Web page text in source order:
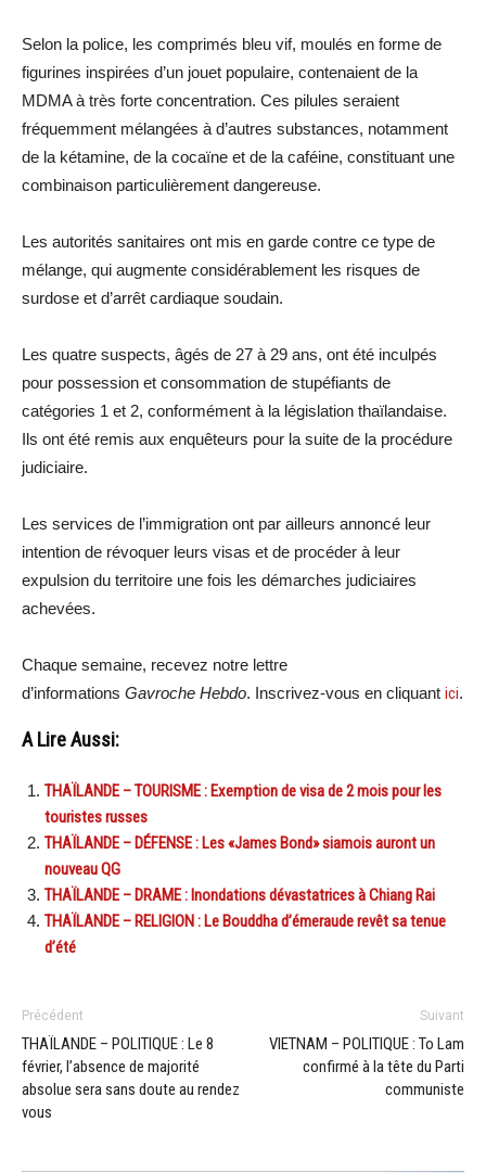
Selon la police, les comprimés bleu vif, moulés en forme de
figurines inspirées d’un jouet populaire, contenaient de la
MDMA à très forte concentration. Ces pilules seraient
fréquemment mélangées à d’autres substances, notamment
de la kétamine, de la cocaïne et de la caféine, constituant une
combinaison particulièrement dangereuse.
Les autorités sanitaires ont mis en garde contre ce type de
mélange, qui augmente considérablement les risques de
surdose et d’arrêt cardiaque soudain.
Les quatre suspects, âgés de 27 à 29 ans, ont été inculpés
pour possession et consommation de stupéfiants de
catégories 1 et 2, conformément à la législation thaïlandaise.
Ils ont été remis aux enquêteurs pour la suite de la procédure
judiciaire.
Les services de l’immigration ont par ailleurs annoncé leur
intention de révoquer leurs visas et de procéder à leur
expulsion du territoire une fois les démarches judiciaires
achevées.
Chaque semaine, recevez notre lettre
d’informations Gavroche Hebdo. Inscrivez-vous en cliquant ici.
A Lire Aussi:
THAÏLANDE – TOURISME : Exemption de visa de 2 mois pour les
touristes russes
THAÏLANDE – DÉFENSE : Les «James Bond» siamois auront un
nouveau QG
THAÏLANDE – DRAME : Inondations dévastatrices à Chiang Rai
THAÏLANDE – RELIGION : Le Bouddha d’émeraude revêt sa tenue
d’été
Précédent
THAÏLANDE – POLITIQUE : Le 8
février, l’absence de majorité
absolue sera sans doute au rendez
vous
Suivant
VIETNAM – POLITIQUE : To Lam
confirmé à la tête du Parti
communiste